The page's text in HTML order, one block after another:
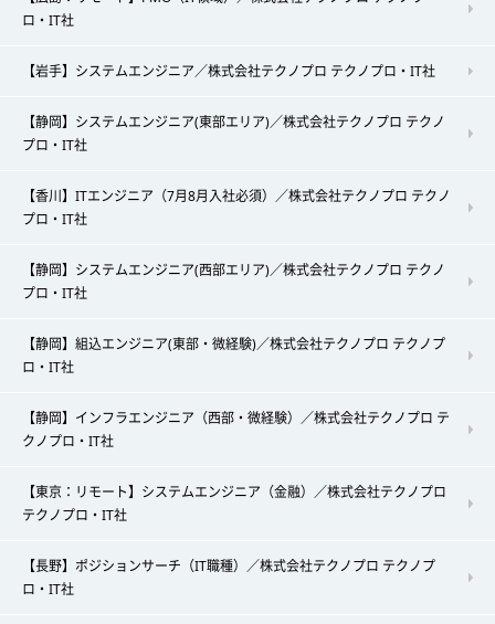
ロ・IT社
【岩手】システムエンジニア／株式会社テクノプロ テクノプロ・IT社
【静岡】システムエンジニア(東部エリア)／株式会社テクノプロ テクノ
プロ・IT社
【香川】ITエンジニア（7月8月入社必須）／株式会社テクノプロ テクノ
プロ・IT社
【静岡】システムエンジニア(西部エリア)／株式会社テクノプロ テクノ
プロ・IT社
【静岡】組込エンジニア(東部・微経験)／株式会社テクノプロ テクノプ
ロ・IT社
【静岡】インフラエンジニア（西部・微経験）／株式会社テクノプロ テ
クノプロ・IT社
【東京：リモート】システムエンジニア（金融）／株式会社テクノプロ
テクノプロ・IT社
【長野】ポジションサーチ（IT職種）／株式会社テクノプロ テクノプ
ロ・IT社